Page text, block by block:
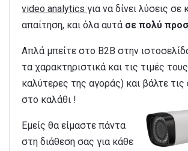
video analytics για να δίνει λύσεις σε
απαίτηση, και όλα αυτά σε πολύ
Απλά μπείτε στο Β2Β στην
τα χαρακτηριστικά και τις τιμές
καλύτερες της αγοράς) και βάλτε τις
στο καλάθι !
Εμείς θα είμαστε πάντα
στη διάθεση σας για κάθε